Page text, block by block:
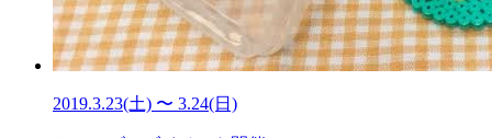
2019.3.23(土) 〜 3.24(日)